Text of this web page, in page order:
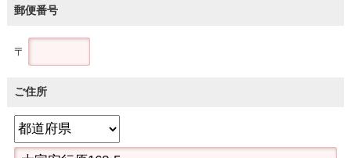
郵便番号
〒
ご住所